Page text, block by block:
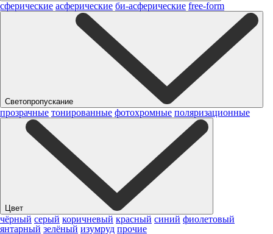
сферические асферические би-асферические free-form
Светопропускание
прозрачные тонированные фотохромные поляризационные
Цвет
чёрный серый коричневый красный синий фиолетовый
янтарный зелёный изумруд прочие